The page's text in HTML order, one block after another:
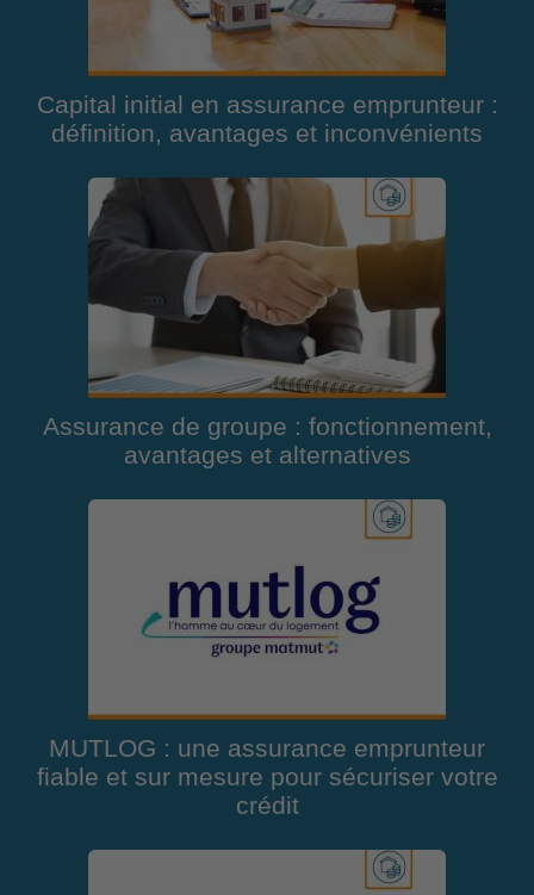
Capital initial en assurance emprunteur :
définition, avantages et inconvénients
Assurance de groupe : fonctionnement,
avantages et alternatives
MUTLOG : une assurance emprunteur
fiable et sur mesure pour sécuriser votre
crédit